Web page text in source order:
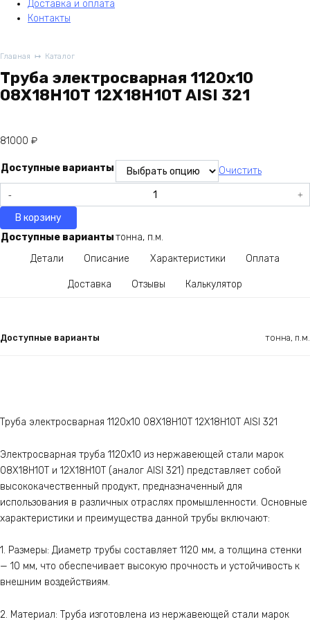
Доставка и оплата
Контакты
Главная Каталог
Труба электросварная 1120х10
08Х18Н10Т 12Х18Н10Т AISI 321
81000 ₽
Доступные варианты
Очистить
товара
Труба
электросварная
08Х18Н10Т
В корзину
Доступные вариантытонна, п.м.
Детали
Описание Характеристики Оплата
Доставка Отзывы Калькулятор
Доступные варианты тонна, п.м.
Труба электросварная 1120х10 08Х18Н10Т 12Х18Н10Т AISI 321
Электросварная труба 1120х10 из нержавеющей стали марок
08Х18Н10Т и 12Х18Н10Т (аналог AISI 321) представляет собой
высококачественный продукт, предназначенный для
использования в различных отраслях промышленности. Основные
характеристики и преимущества данной трубы включают:
1. Размеры: Диаметр трубы составляет 1120 мм, а толщина стенки
— 10 мм, что обеспечивает высокую прочность и устойчивость к
внешним воздействиям.
2. Материал: Труба изготовлена из нержавеющей стали марок